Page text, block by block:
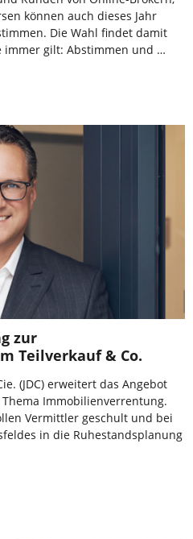
können auch dieses Jahr
Die Wahl findet damit
immer gilt: Abstimmen und …
zur
Teilverkauf & Co.
(JDC) erweitert das Angebot
Immobilienverrentung.
Vermittler geschult und bei
in die Ruhestandsplanung